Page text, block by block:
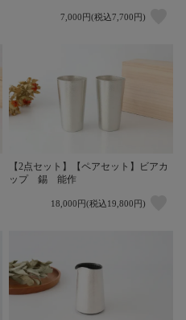
7,000円(税込7,700円)
【2点セット】【ペアセット】ビアカ
ップ 錫 能作
18,000円(税込19,800円)